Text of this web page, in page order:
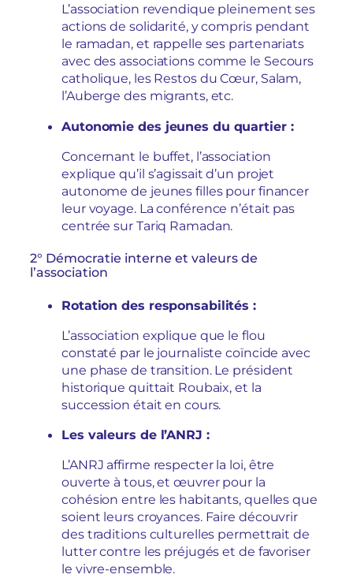
L’association revendique pleinement ses
actions de solidarité, y compris pendant
le ramadan, et rappelle ses partenariats
avec des associations comme le Secours
catholique, les Restos du Cœur, Salam,
l’Auberge des migrants, etc.
Autonomie des jeunes du quartier :
Concernant le buffet, l’association
explique qu’il s’agissait d’un projet
autonome de jeunes filles pour financer
leur voyage. La conférence n’était pas
centrée sur Tariq Ramadan.
2° Démocratie interne et valeurs de
l’association
Rotation des responsabilités :
L’association explique que le flou
constaté par le journaliste coïncide avec
une phase de transition. Le président
historique quittait Roubaix, et la
succession était en cours.
Les valeurs de l’ANRJ :
L’ANRJ affirme respecter la loi, être
ouverte à tous, et œuvrer pour la
cohésion entre les habitants, quelles que
soient leurs croyances. Faire découvrir
des traditions culturelles permettrait de
lutter contre les préjugés et de favoriser
le vivre-ensemble.